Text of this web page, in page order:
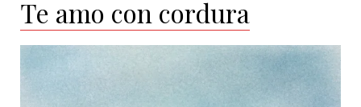
Te amo con cordura